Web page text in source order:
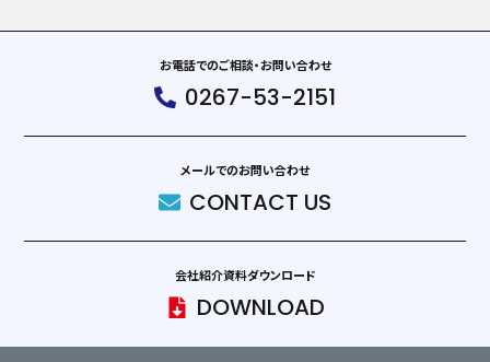
お電話でのご相談・お問い合わせ
0267-53-2151
メールでのお問い合わせ
CONTACT US
会社紹介資料ダウンロード
DOWNLOAD